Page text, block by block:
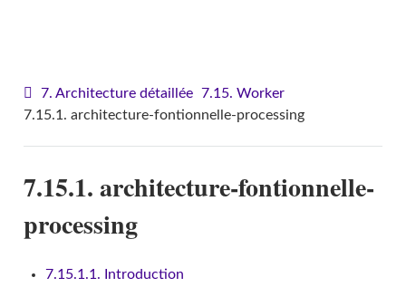
7. Architecture détaillée 7.15. Worker
7.15.1. architecture-fontionnelle-processing
7.15.1. architecture-fontionnelle-
processing
7.15.1.1. Introduction